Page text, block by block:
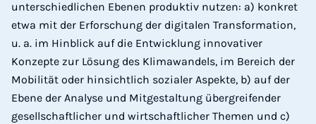
unterschiedlichen Ebenen produktiv nutzen: a) konkret
etwa mit der Erforschung der digitalen Transformation,
u. a. im Hinblick auf die Entwicklung innovativer
Konzepte zur Lösung des Klimawandels, im Bereich der
Mobilität oder hinsichtlich sozialer Aspekte, b) auf der
Ebene der Analyse und Mitgestaltung übergreifender
gesellschaftlicher und wirtschaftlicher Themen und c)